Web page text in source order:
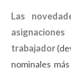
Las
trabajador
nominales